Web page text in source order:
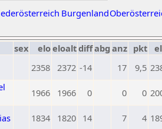
Burgenland
sex eloeloaltdiffabg anz pkt
2358 2372 -14 17 9,5
1966 1966 0 0 0
1834 1820 14 7 4